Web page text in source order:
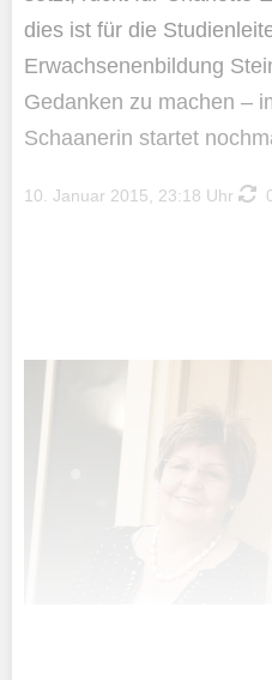
dies ist für die
Erwachsenenbildung
Gedanken zu machen –
Schaanerin startet
10. Januar 2015, 23:18 Uhr